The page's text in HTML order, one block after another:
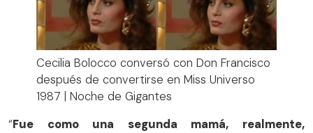
Cecilia Bolocco conversó con Don Francisco
después de convertirse en Miss Universo
1987 | Noche de Gigantes
“Fue como una segunda mamá, realmente,